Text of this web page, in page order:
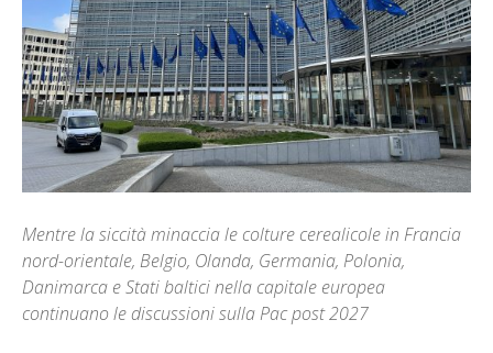
Mentre la siccità minaccia le colture cerealicole in Francia
nord-orientale, Belgio, Olanda, Germania, Polonia,
Danimarca e Stati baltici nella capitale europea
continuano le discussioni sulla Pac post 2027